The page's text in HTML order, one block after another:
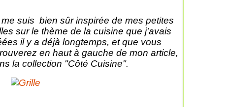
suis bien sûr inspirée de mes petites
sur le thème de la cuisine que j'avais
il y a déjà longtemps, et que vous
en haut à gauche de mon article,
la collection "Côté Cuisine".